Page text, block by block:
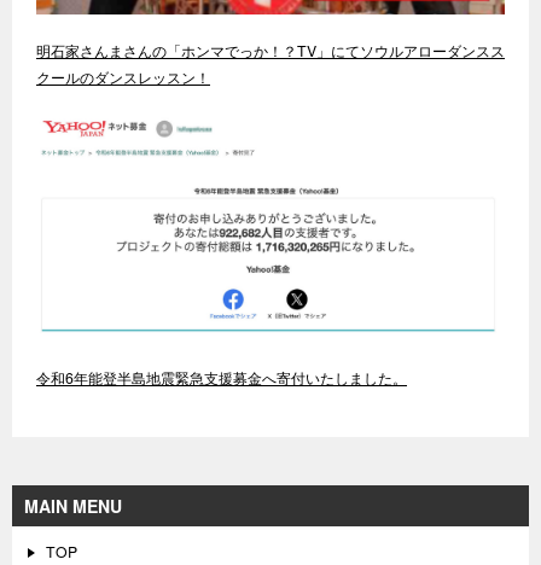
明石家さんまさんの「ホンマでっか！？TV」にてソウルアローダンスス
クールのダンスレッスン！
令和6年能登半島地震緊急支援募金へ寄付いたしました。
MAIN MENU
TOP